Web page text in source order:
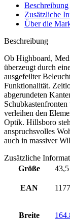
Beschreibung
Zusätzliche
Über die
Beschreibung
Ob Highboard,
überzeugt durch
ausgefeilter
Funktionalität.
abgerundeten
verleihen den
Optik. Hillsboro
anspruchsvolles
auch in massiver
Zusätzliche
Größe
EAN
Breite